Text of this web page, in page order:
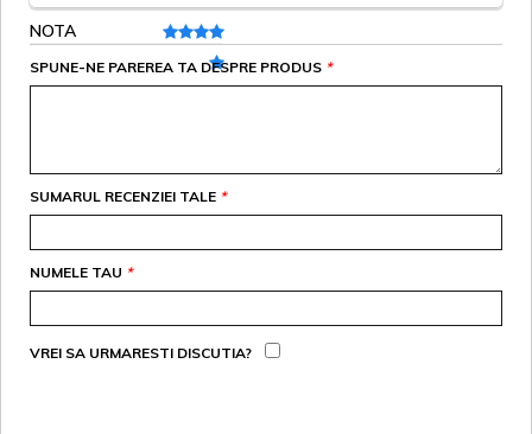
NOTA
*
SPUNE-NE PAREREA TA DESPRE PRODUS
*
SUMARUL RECENZIEI TALE
*
NUMELE TAU
VREI SA URMARESTI DISCUTIA?